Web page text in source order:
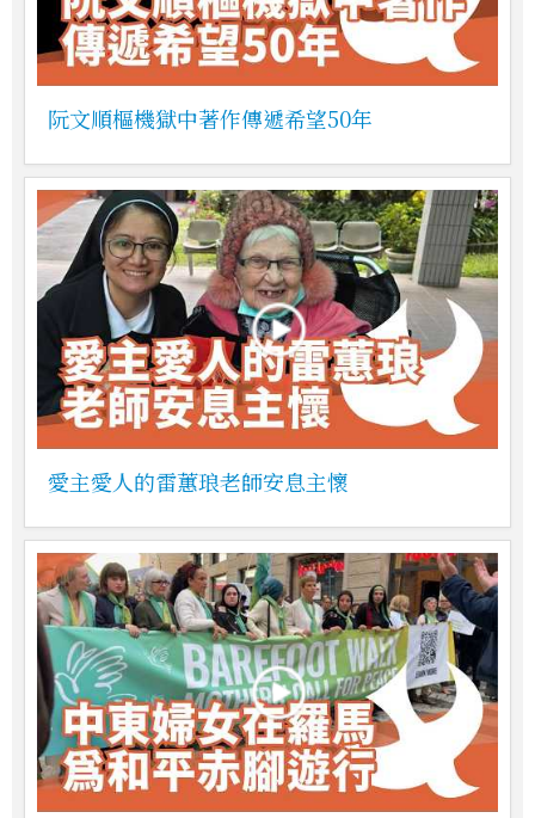
阮文順樞機獄中著作傳遞希望50年
愛主愛人的雷蕙琅老師安息主懷